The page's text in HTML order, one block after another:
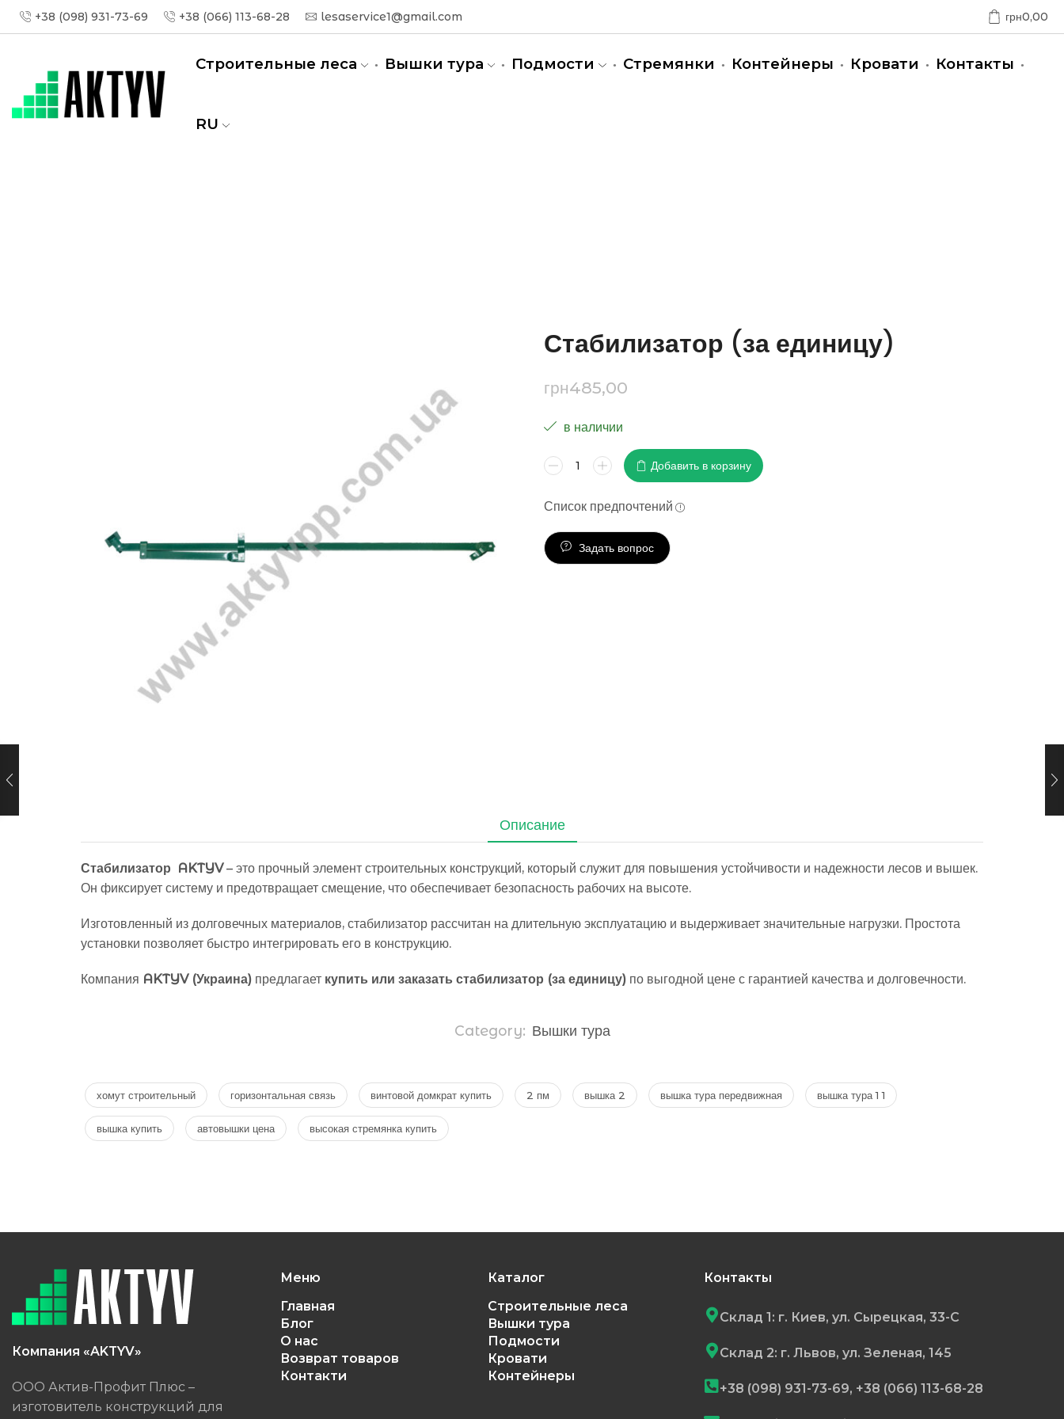
+38 (098) 931-73-69 +38 (066) 113-68-28 lesaservice1@gmail.com грн0,00
Строительные леса Вышки тура Подмости Стремянки Контейнеры Кровати Контакты
RU
Стабилизатор (за единицу)
грн485,00
в наличии
Добавить в корзину
Список предпочтений
Задать вопрос
Описание
Стабилизатор AKTYV– это прочный элемент строительных конструкций, который служит для повышения устойчивости и надежности лесов и вышек.
Он фиксирует систему и предотвращает смещение, что обеспечивает безопасность рабочих на высоте.
Изготовленный из долговечных материалов, стабилизатор рассчитан на длительную эксплуатацию и выдерживает значительные нагрузки. Простота
установки позволяет быстро интегрировать его в конструкцию.
Компания AKTYV (Украина) предлагает купить или заказать стабилизатор (за единицу) по выгодной цене с гарантией качества и долговечности.
Category: Вышки тура
хомут строительный горизонтальная связь винтовой домкрат купить 2 пм вышка 2 вышка тура передвижная вышка тура 1 1
вышка купить автовышки цена высокая стремянка купить
Компания «AKTYV»
ООО Актив-Профит Плюс –
изготовитель конструкций для
Меню
Главная
Блог
О нас
Возврат товаров
Контакти
Каталог
Строительные леса
Вышки тура
Подмости
Кровати
Контейнеры
Контакты
Склад 1: г. Киев, ул. Сырецкая, 33-С
Склад 2: г. Львов, ул. Зеленая, 145
+38 (098) 931-73-69, +38 (066) 113-68-28